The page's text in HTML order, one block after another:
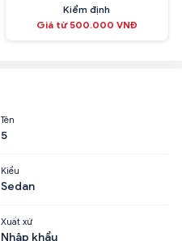
Kiểm định
Giá từ 500.000 VNĐ
Tên
5
Kiểu
Sedan
Xuất xứ
Nhập khẩu